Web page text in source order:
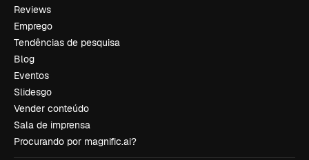
Reviews
Emprego
Tendências de pesquisa
Blog
Eventos
Slidesgo
Vender conteúdo
Sala de imprensa
Procurando por magnific.ai?